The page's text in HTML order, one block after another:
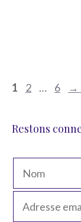
Navigation
articles
Page
1 Page
2 … Page
6 →
Restons